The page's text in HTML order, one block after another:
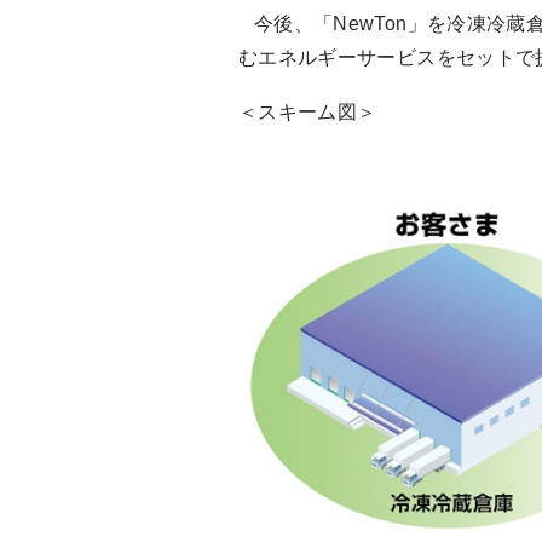
今後、「NewTon」を冷凍冷蔵
むエネルギーサービスをセット
＜スキーム図＞